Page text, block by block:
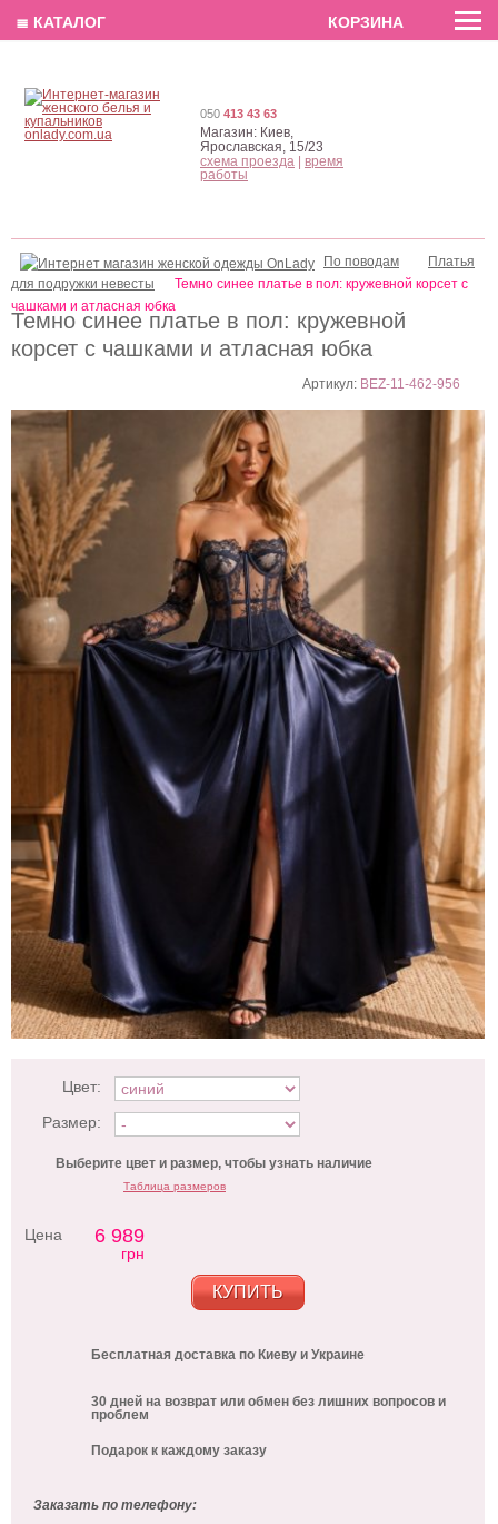
EN РУС
Темно синее платье в пол: кружевной
корсет с чашками и атласная юбка
Артикул: BEZ-11-462-956
Цвет:
Размер:
Выберите цвет и размер, чтобы узнать наличие
Таблица размеров
Цена 6 989
грн
КУПИТЬ
Бесплатная доставка по Киеву и Украине
30 дней на возврат или обмен без лишних вопросов и
проблем
Подарок к каждому заказу
Заказать по телефону:
По поводам
Платья
для подружки невесты
Темно синее платье в пол: кружевной корсет с
чашками и атласная юбка
050 413 43 63
Магазин: Киев,
Ярославская, 15/23
схема проезда
время
работы
≣ КАТАЛОГ КОРЗИНА